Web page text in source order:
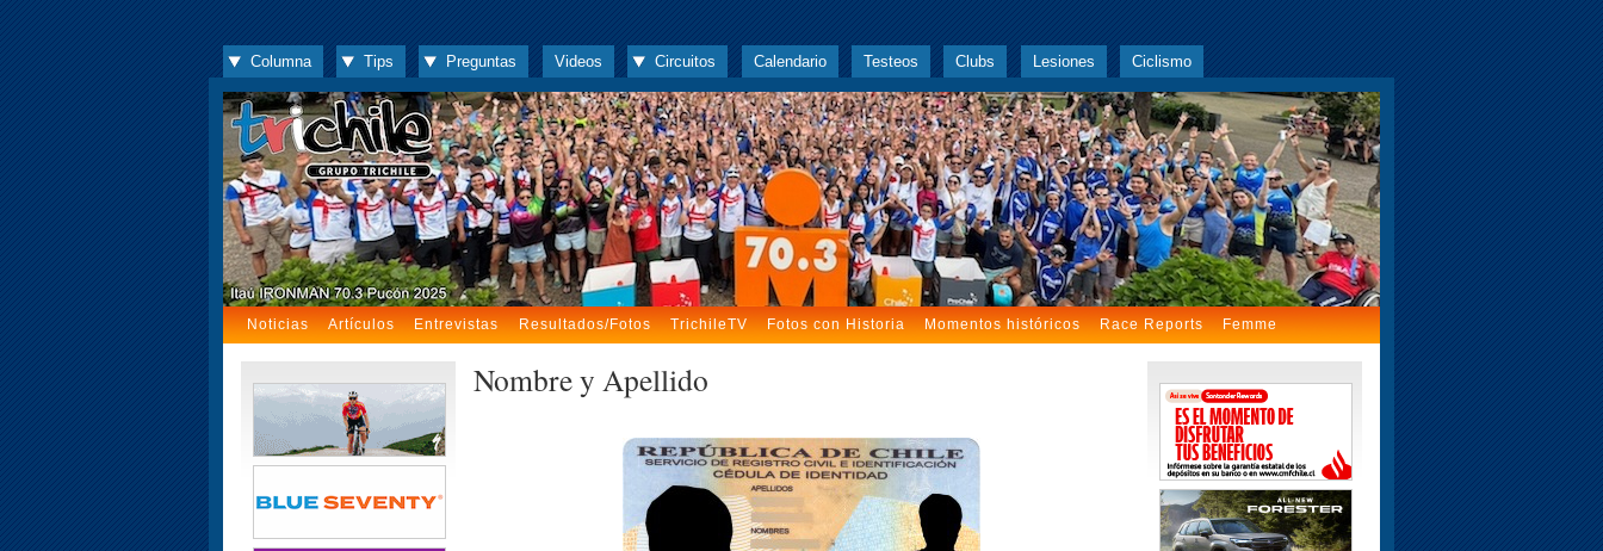
Columna Tips Preguntas Videos Circuitos Calendario Testeos Clubs Lesiones Ciclismo
Noticias Artículos Entrevistas Resultados/Fotos TrichileTV Fotos con Historia Momentos históricos Race Reports Femme
Nombre y Apellido